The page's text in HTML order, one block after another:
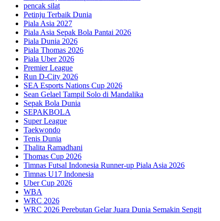
pencak silat
Petinju Terbaik Dunia
Piala Asia 2027
Piala Asia Sepak Bola Pantai 2026
Piala Dunia 2026
Piala Thomas 2026
Piala Uber 2026
Premier League
Run D-City 2026
SEA Esports Nations Cup 2026
Sean Gelael Tampil Solo di Mandalika
Sepak Bola Dunia
SEPAKBOLA
Super League
Taekwondo
Tenis Dunia
Thalita Ramadhani
Thomas Cup 2026
Timnas Futsal Indonesia Runner-up Piala Asia 2026
Timnas U17 Indonesia
Uber Cup 2026
WBA
WRC 2026
WRC 2026 Perebutan Gelar Juara Dunia Semakin Sengit